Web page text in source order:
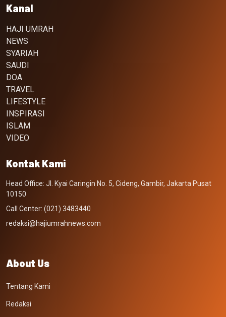
Kanal
HAJI UMRAH
NEWS
SYARIAH
SAUDI
DOA
TRAVEL
LIFESTYLE
INSPIRASI
ISLAM
VIDEO
Kontak Kami
Head Office: Jl. Kyai Caringin No. 5, Cideng, Gambir, Jakarta Pusat
10150
Call Center: (021) 3483440
redaksi@hajiumrahnews.com
About Us
Tentang Kami
Redaksi